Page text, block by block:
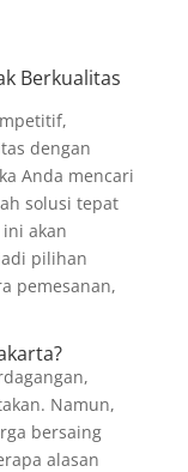
Berkualitas
dengan
Anda mencari
solusi tepat
akan
pilihan
pemesanan,
Namun,
bersaing
alasan